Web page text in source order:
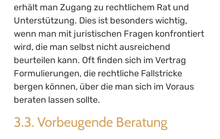
erhält man Zugang zu rechtlichem Rat und
Unterstützung. Dies ist besonders wichtig,
wenn man mit juristischen Fragen konfrontiert
wird, die man selbst nicht ausreichend
beurteilen kann. Oft finden sich im Vertrag
Formulierungen, die rechtliche Fallstricke
bergen können, über die man sich im Voraus
beraten lassen sollte.
3.3. Vorbeugende Beratung